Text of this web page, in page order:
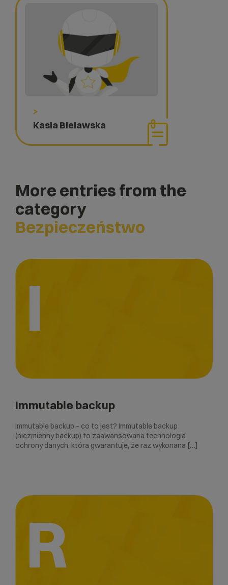
>
Kasia Bielawska
More entries from the
category
Bezpieczeństwo
I
Immutable backup
Immutable backup – co to jest? Immutable backup
(niezmienny backup) to zaawansowana technologia
ochrony danych, która gwarantuje, że raz wykonana […]
R